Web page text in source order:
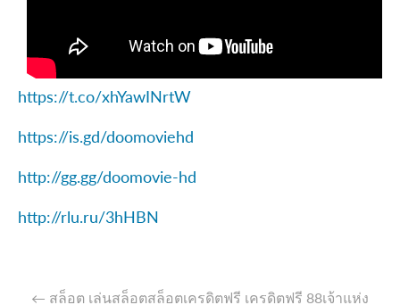
https://t.co/xhYawINrtW
https://is.gd/doomoviehd
http://gg.gg/doomovie-hd
http://rlu.ru/3hHBN
← สล็อต เล่นสล็อตสล็อตเครดิตฟรี เครดิตฟรี 88เจ้าแห่ง